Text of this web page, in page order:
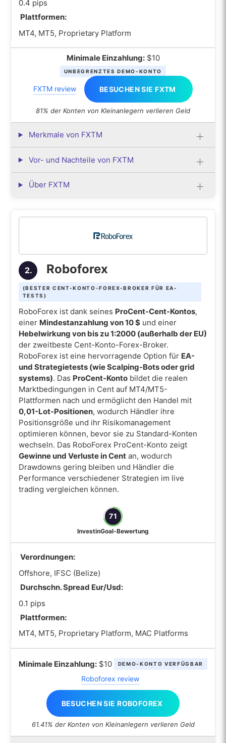
0.4 pips
Plattformen:
MT4, MT5, Proprietary Platform
Minimale Einzahlung:$10
UNBEGRENZTES DEMO-KONTO
FXTM review BESUCHEN SIE FXTM
81% der Konten von Kleinanlegern verlieren Geld
Merkmale von FXTM
Vor- und Nachteile von FXTM
Über FXTM
2. Roboforex
(BESTER CENT-KONTO-FOREX-BROKER FÜR EA-
TESTS)
RoboForex ist dank seines ProCent-Cent-Kontos,
einer Mindestanzahlung von 10 $und einer
Hebelwirkung von bis zu 1:2000 (außerhalb der EU)
der zweitbeste Cent-Konto-Forex-Broker.
RoboForex ist eine hervorragende Option für EA-
und Strategietests (wie Scalping-Bots oder grid
systems). Das ProCent-Kontobildet die realen
Marktbedingungen in Cent auf MT4/MT5-
Plattformen nach und ermöglicht den Handel mit
0,01-Lot-Positionen, wodurch Händler ihre
Positionsgröße und ihr Risikomanagement
optimieren können, bevor sie zu Standard-Konten
wechseln. Das RoboForex ProCent-Konto zeigt
Gewinne und Verluste in Centan, wodurch
Drawdowns gering bleiben und Händler die
Performance verschiedener Strategien im live
trading vergleichen können.
71
InvestinGoal-Bewertung
Verordnungen:
Offshore, IFSC (Belize)
Durchschn. Spread Eur/Usd:
0.1 pips
Plattformen:
MT4, MT5, Proprietary Platform, MAC Platforms
Minimale Einzahlung:$10 DEMO-KONTO VERFÜGBAR
Roboforex review
BESUCHEN SIE ROBOFOREX
61.41% der Konten von Kleinanlegern verlieren Geld